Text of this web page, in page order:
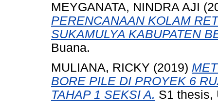
MEYGANATA, NINDRA AJI
PERENCANAAN KOLAM
SUKAMULYA KABUPATEN
Buana.
MULIANA, RICKY (2019)
BORE PILE DI PROYEK 6
TAHAP 1 SEKSI A. S1 thesis,